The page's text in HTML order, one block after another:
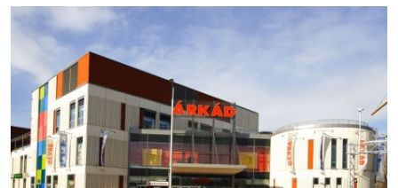
Tech
Receptek
Galéria